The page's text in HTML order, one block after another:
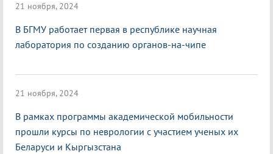
21 ноября, 2024
В БГМУ работает первая в республике научная
лаборатория по созданию органов-на-чипе
21 ноября, 2024
В рамках программы академической мобильности
прошли курсы по неврологии с участием ученых их
Беларуси и Кыргызстана